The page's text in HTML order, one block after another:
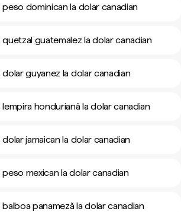
peso dominican la dolar canadian
guatemalez la dolar canadian
guyanez la dolar canadian
honduriană la dolar canadian
jamaican la dolar canadian
mexican la dolar canadian
panameză la dolar canadian